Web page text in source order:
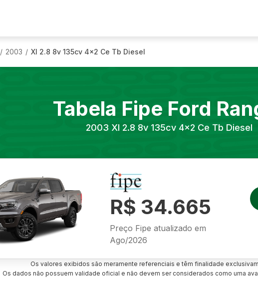
/ 2003 / Xl 2.8 8v 135cv 4x2 Ce Tb Diesel
Tabela Fipe Ford
2003 Xl 2.8 8v 135cv 4x2 Ce Tb Diesel
R$ 34.665
Preço Fipe atualizado em
Ago/2026
Os valores exibidos são meramente referenciais e têm finalidade
Os dados não possuem validade oficial e não devem ser considerados como uma